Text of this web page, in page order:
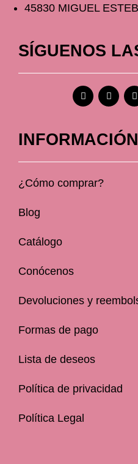
45830 MIGUEL
SÍGUENOS
INFORMACIÓN
¿Cómo comprar?
Blog
Catálogo
Conócenos
Devoluciones y
Formas de pago
Lista de deseos
Política de privacidad
Política Legal